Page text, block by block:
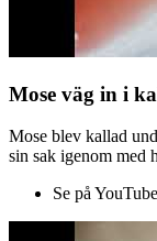
Mose väg in i
Mose blev kallad
sin sak igenom med
Se på YouTube